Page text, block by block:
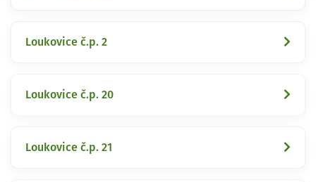
Loukovice č.p. 2
Loukovice č.p. 20
Loukovice č.p. 21